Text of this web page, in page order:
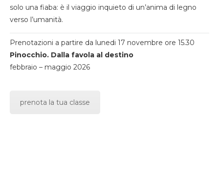
solo una fiaba: è il viaggio inquieto di un’anima di legno
verso l’umanità.
Prenotazioni a partire da lunedi 17 novembre ore 15.30
Pinocchio. Dalla favola al destino
febbraio – maggio 2026
prenota la tua classe